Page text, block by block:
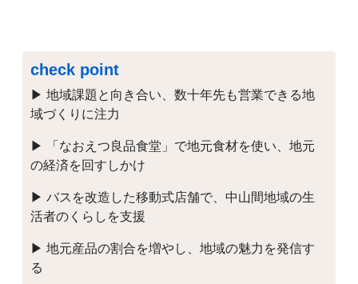
check point
▶ 地域課題と向き合い、数十年先も営業できる地
域づくりに注力
▶ 「なおえつ良品食堂」で地元食材を使い、地元
の経済を回すしかけ
▶ バスを改造した移動式店舗で、中山間地域の生
活者のくらしを支援
▶ 地元産品の割合を増やし、地域の魅力を発信す
る